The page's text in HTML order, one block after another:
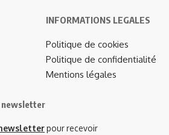
INFORMATIONS LEGALES
Politique de cookies
Politique de confidentialité
Mentions légales
newsletter
pour recevoir